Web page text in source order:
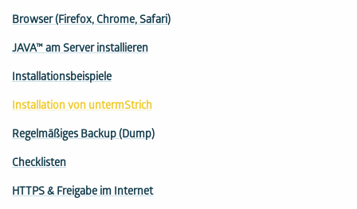
Browser (Firefox, Chrome, Safari)
JAVA™ am Server installieren
Installationsbeispiele
Installation von untermStrich
Regelmäßiges Backup (Dump)
Checklisten
HTTPS & Freigabe im Internet